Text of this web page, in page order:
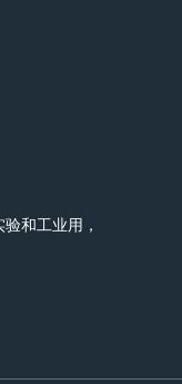
和工业用，